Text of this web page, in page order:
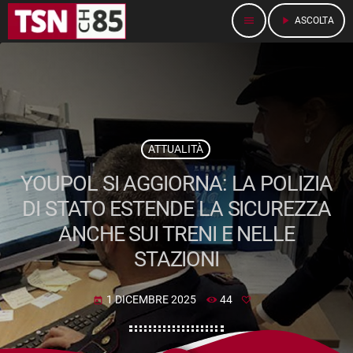
menu play_arrow ASCOLTA
ATTUALITÀ
YOUPOL SI AGGIORNA: LA POLIZIA
DI STATO ESTENDE LA SICUREZZA
ANCHE SUI TRENI E NELLE
STAZIONI
today 1 DICEMBRE 2025 44